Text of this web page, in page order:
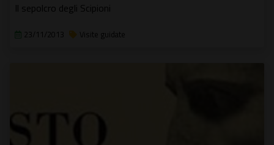
Il sepolcro degli Scipioni
23/11/2013 Visite guidate